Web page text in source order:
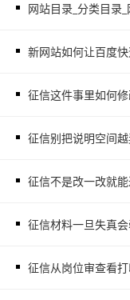
网站目录_分类目录
新网站如何让百度
征信这件事里如何
征信别把说明空间
征信不是改一改就
征信材料一旦失真
征信从岗位审查看